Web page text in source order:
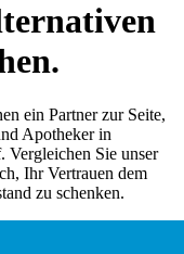
ein Partner zur Seite,
Apotheker in
Vergleichen Sie unser
Ihr Vertrauen dem
zu schenken.